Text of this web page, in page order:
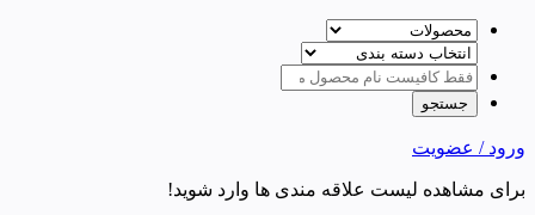
ورود / عضویت
برای مشاهده لیست علاقه مندی ها وارد شوید!